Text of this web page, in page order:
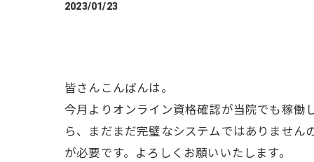
2023/01/23
皆さんこんばんは。
今月よりオンライン資格確認が当院でも稼働
ら、まだまだ完璧なシステムではありませ
が必要です。よろしくお願いいたします。